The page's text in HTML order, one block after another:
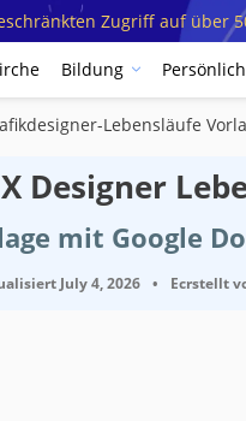
Zugriff auf über
Bildung Persönlich
Lebensläufe
Designer
mit Google
July 4, 2026 • Ecrstellt